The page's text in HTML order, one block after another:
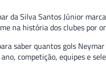
da Silva Santos Júnior
na história dos clubes por
saber quantos gols
competição, equipes e